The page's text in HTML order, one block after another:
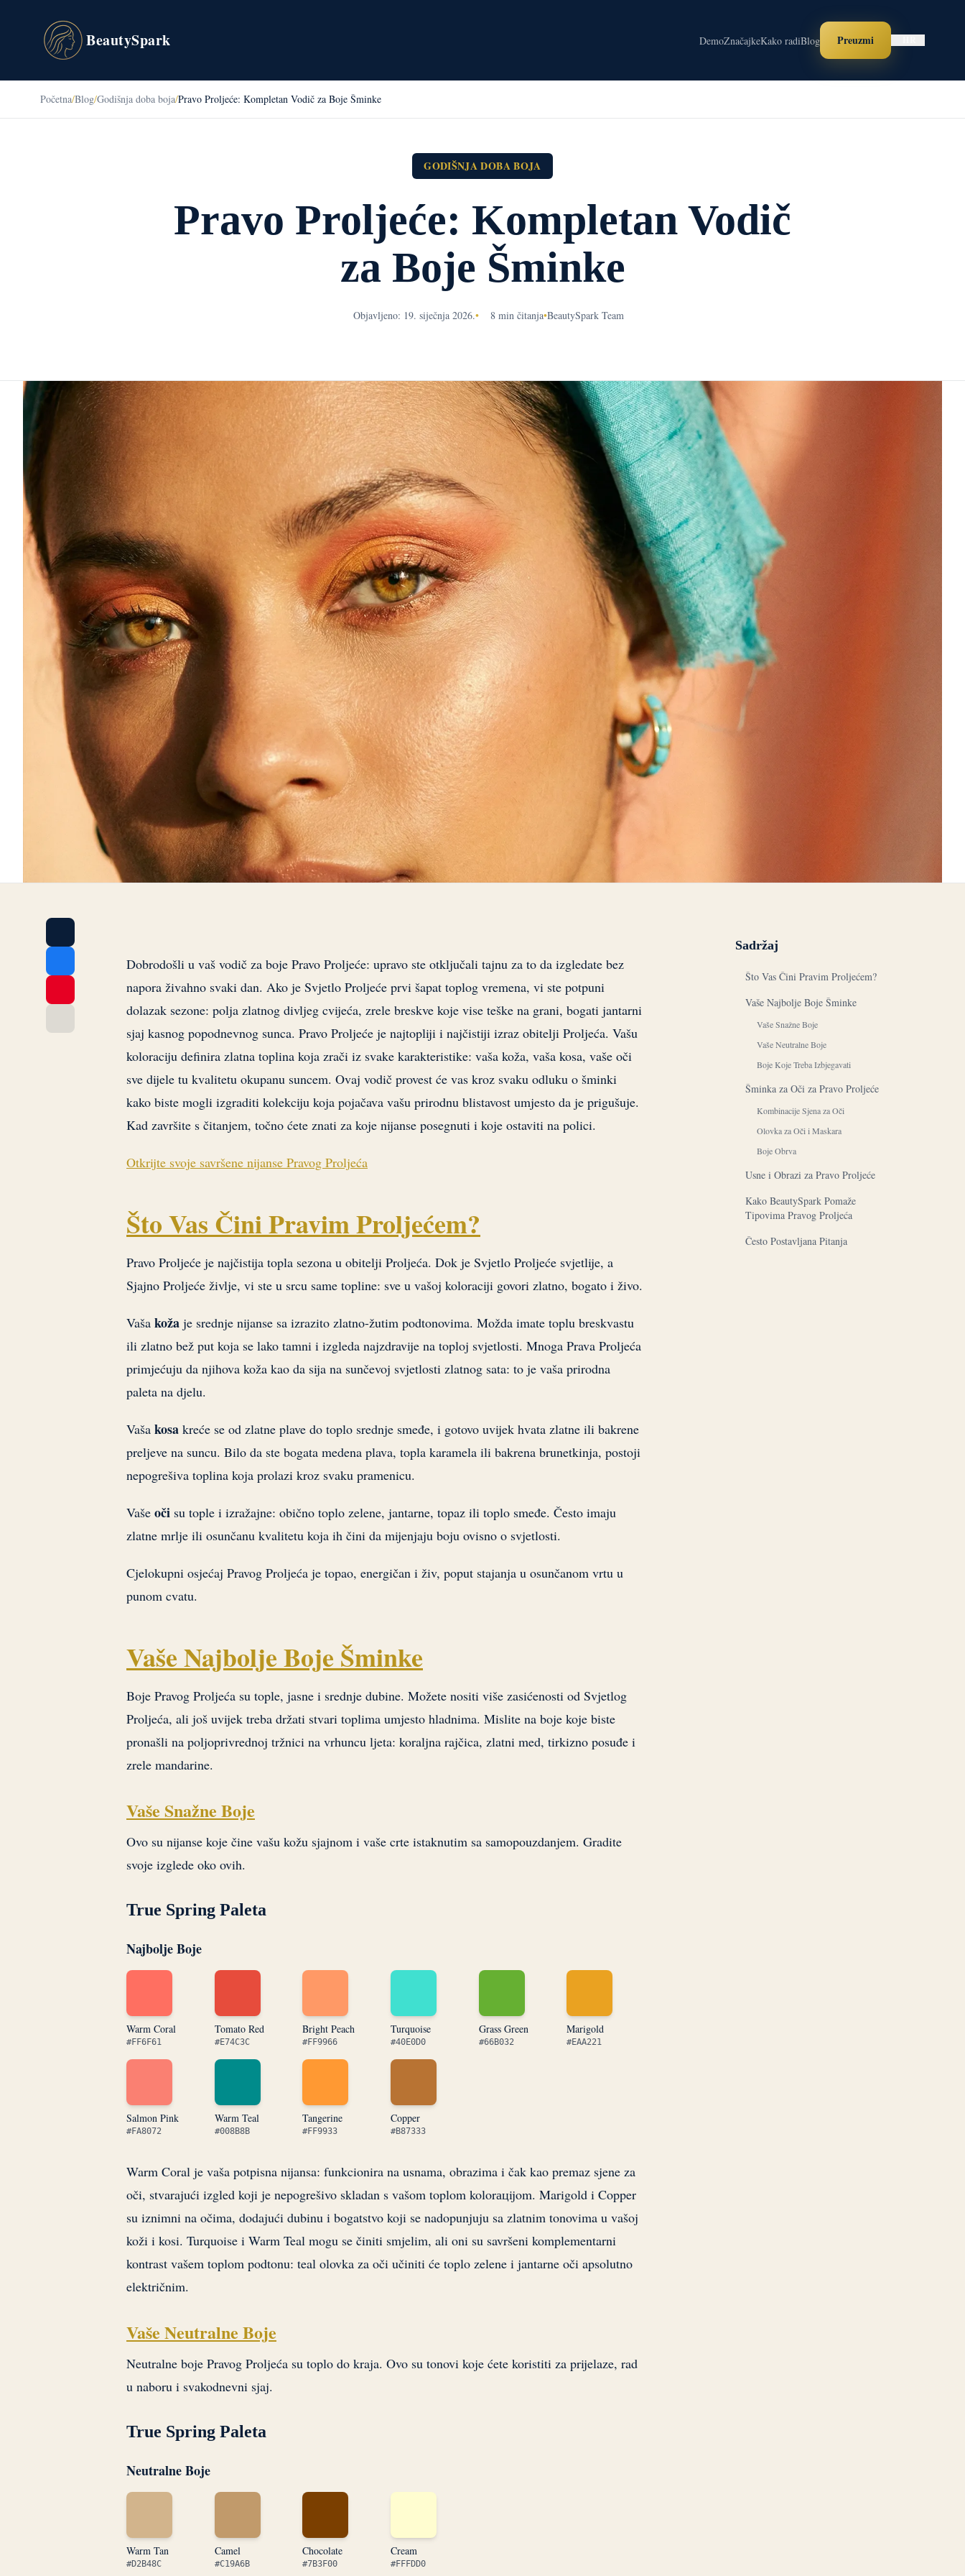
BeautySpark DemoZnačajkeKako radiBlog Preuzmi
Početna/Blog/Godišnja doba boja/Pravo Proljeće: Kompletan Vodič za Boje Šminke
GODIŠNJA DOBA BOJA
Pravo Proljeće: Kompletan Vodič
za Boje Šminke
Objavljeno: 19. siječnja 2026.• 8 min čitanja•BeautySpark Team
Dobrodošli u vaš vodič za boje Pravo Proljeće: upravo ste otključali tajnu za to da izgledate bez
napora živahno svaki dan. Ako je Svjetlo Proljeće prvi šapat toplog vremena, vi ste potpuni
dolazak sezone: polja zlatnog divljeg cvijeća, zrele breskve koje vise teške na grani, bogati jantarni
sjaj kasnog popodnevnog sunca. Pravo Proljeće je najtopliji i najčistiji izraz obitelji Proljeća. Vašu
koloraciju definira zlatna toplina koja zrači iz svake karakteristike: vaša koža, vaša kosa, vaše oči
sve dijele tu kvalitetu okupanu suncem. Ovaj vodič provest će vas kroz svaku odluku o šminki
kako biste mogli izgraditi kolekciju koja pojačava vašu prirodnu blistavost umjesto da je prigušuje.
Kad završite s čitanjem, točno ćete znati za koje nijanse posegnuti i koje ostaviti na polici.
Otkrijte svoje savršene nijanse Pravog Proljeća
Što Vas Čini Pravim Proljećem?
Pravo Proljeće je najčistija topla sezona u obitelji Proljeća. Dok je Svjetlo Proljeće svjetlije, a
Sjajno Proljeće življe, vi ste u srcu same topline: sve u vašoj koloraciji govori zlatno, bogato i živo.
Vaša koža je srednje nijanse sa izrazito zlatno-žutim podtonovima. Možda imate toplu breskvastu
ili zlatno bež put koja se lako tamni i izgleda najzdravije na toploj svjetlosti. Mnoga Prava Proljeća
primjećuju da njihova koža kao da sija na sunčevoj svjetlosti zlatnog sata: to je vaša prirodna
paleta na djelu.
Vaša kosa kreće se od zlatne plave do toplo srednje smeđe, i gotovo uvijek hvata zlatne ili bakrene
preljeve na suncu. Bilo da ste bogata medena plava, topla karamela ili bakrena brunetkinja, postoji
nepogrešiva toplina koja prolazi kroz svaku pramenicu.
Vaše oči su tople i izražajne: obično toplo zelene, jantarne, topaz ili toplo smeđe. Često imaju
zlatne mrlje ili osunčanu kvalitetu koja ih čini da mijenjaju boju ovisno o svjetlosti.
Cjelokupni osjećaj Pravog Proljeća je topao, energičan i živ, poput stajanja u osunčanom vrtu u
punom cvatu.
Vaše Najbolje Boje Šminke
Boje Pravog Proljeća su tople, jasne i srednje dubine. Možete nositi više zasićenosti od Svjetlog
Proljeća, ali još uvijek treba držati stvari toplima umjesto hladnima. Mislite na boje koje biste
pronašli na poljoprivrednoj tržnici na vrhuncu ljeta: koraljna rajčica, zlatni med, tirkizno posuđe i
zrele mandarine.
Vaše Snažne Boje
Ovo su nijanse koje čine vašu kožu sjajnom i vaše crte istaknutim sa samopouzdanjem. Gradite
svoje izglede oko ovih.
True Spring Paleta
Najbolje Boje
Warm Coral
#FF6F61
Tomato Red
#E74C3C
Bright Peach
#FF9966
Turquoise
#40E0D0
Grass Green
#66B032
Marigold
#EAA221
Salmon Pink
#FA8072
Warm Teal
#008B8B
Tangerine
#FF9933
Copper
#B87333
Warm Coral je vaša potpisna nijansa: funkcionira na usnama, obrazima i čak kao premaz sjene za
oči, stvarajući izgled koji je nepogrešivo skladan s vašom toplom kolorацijom. Marigold i Copper
su iznimni na očima, dodajući dubinu i bogatstvo koji se nadopunjuju sa zlatnim tonovima u vašoj
koži i kosi. Turquoise i Warm Teal mogu se činiti smjelim, ali oni su savršeni komplementarni
kontrast vašem toplom podtonu: teal olovka za oči učiniti će toplo zelene i jantarne oči apsolutno
električnim.
Vaše Neutralne Boje
Neutralne boje Pravog Proljeća su toplo do kraja. Ovo su tonovi koje ćete koristiti za prijelaze, rad
u naboru i svakodnevni sjaj.
True Spring Paleta
Neutralne Boje
Warm Tan
#D2B48C
Camel
#C19A6B
Chocolate
#7B3F00
Cream
#FFFDD0
Sadržaj
Što Vas Čini Pravim Proljećem?
Vaše Najbolje Boje Šminke
Vaše Snažne Boje
Vaše Neutralne Boje
Boje Koje Treba Izbjegavati
Šminka za Oči za Pravo Proljeće
Kombinacije Sjena za Oči
Olovka za Oči i Maskara
Boje Obrva
Usne i Obrazi za Pravo Proljeće
Kako BeautySpark Pomaže
Tipovima Pravog Proljeća
Često Postavljana Pitanja